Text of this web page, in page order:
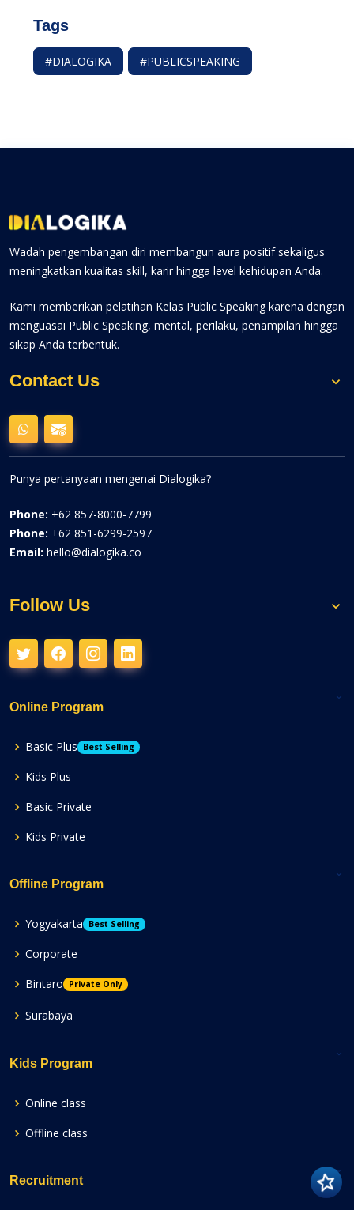
Tags
#DIALOGIKA #PUBLICSPEAKING
Wadah pengembangan diri membangun aura positif sekaligus
meningkatkan kualitas skill, karir hingga level kehidupan Anda.
Kami memberikan pelatihan Kelas Public Speaking karena dengan
menguasai Public Speaking, mental, perilaku, penampilan hingga
sikap Anda terbentuk.
Contact Us
Punya pertanyaan mengenai Dialogika?
Phone: +62 857-8000-7799
Phone: +62 851-6299-2597
Email: hello@dialogika.co
Follow Us
Online Program
Basic Plus Best Selling
Kids Plus
Basic Private
Kids Private
Offline Program
Yogyakarta Best Selling
Corporate
Bintaro
Private Only
Surabaya
Kids Program
Online class
Offline class
Recruitment